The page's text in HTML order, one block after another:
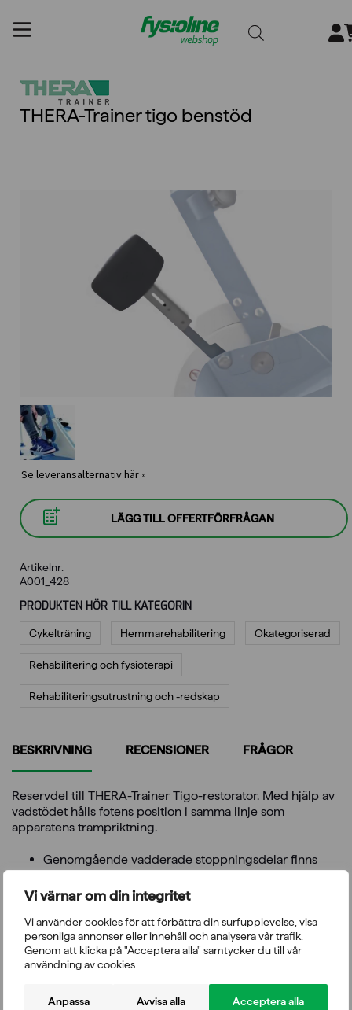
Vi värnar om din integritet
Vi använder cookies för att förbättra din surfupplevelse, visa
personliga annonser eller innehåll och analysera vår trafik.
Genom att klicka på "Acceptera alla" samtycker du till vår
användning av cookies.
Anpassa Avvisa alla Acceptera alla
innehållet
THERA-Trainer tigo benstöd
Se leveransalternativ här »
LÄGG TILL OFFERTFÖRFRÅGAN
Artikelnr:
A001_428
PRODUKTEN HÖR TILL KATEGORIN
Cykelträning Hemmarehabilitering Okategoriserad
Rehabilitering och fysioterapi
Rehabiliterings­utrustning och -redskap
BESKRIVNING RECENSIONER FRÅGOR
Reservdel till THERA-Trainer Tigo-restorator. Med hjälp av
vadstödet hålls fotens position i samma linje som
apparatens trampriktning.
Genomgående vadderade stoppningsdelar finns
Kan vikas bort om det inte behövs
Kan tas bort utan verktyg
Steglös höjdjustering.
Relaterade produkter